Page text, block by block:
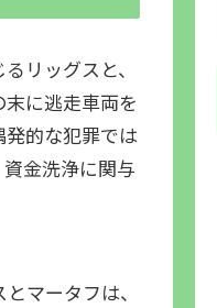
リッグスと、
に逃走車両を
的な犯罪では
金洗浄に関与
マータフは、